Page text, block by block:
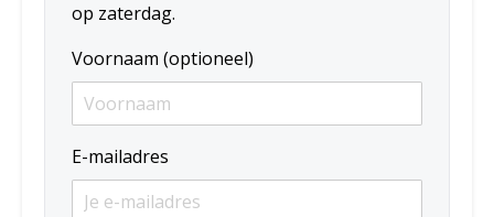
op zaterdag.
Voornaam (optioneel)
E-mailadres